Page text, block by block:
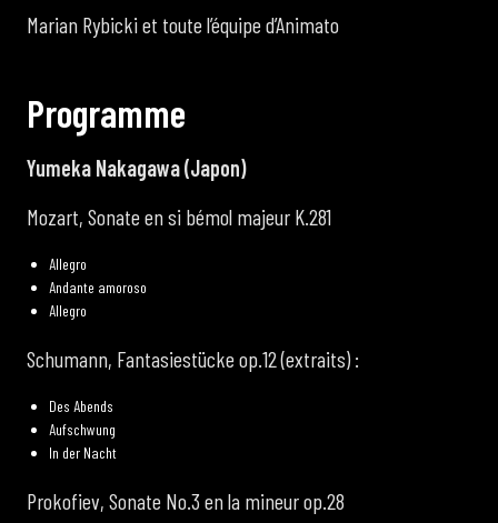
Marian Rybicki et toute l’équipe d’Animato
Programme
Yumeka Nakagawa (Japon)
Mozart, Sonate en si bémol majeur K.281
Allegro
Andante amoroso
Allegro
Schumann, Fantasiestücke op.12 (extraits) :
Des Abends
Aufschwung
In der Nacht
Prokofiev, Sonate No.3 en la mineur op.28